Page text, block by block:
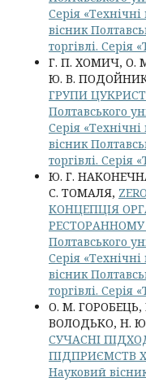
Серія
вісник
торгівлі. Серія
Г. П. ХОМИЧ, О.
Ю. В.
ГРУПИ
Полтавського
Серія
вісник
торгівлі. Серія
Ю. Г.
С. ТОМАЛЯ,
КОНЦЕПЦІЯ
РЕСТОРАННОМУ
Полтавського
Серія
вісник
торгівлі. Серія
О. М.
ВОЛОДЬКО, Н.
СУЧАСНІ
ПІДПРИЄМСТВ
Науковий